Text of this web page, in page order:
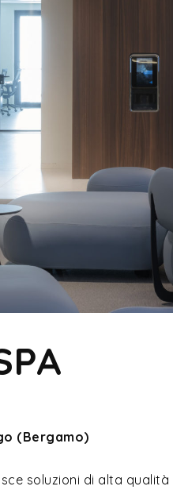
(Bergamo)
soluzioni di alta qualità